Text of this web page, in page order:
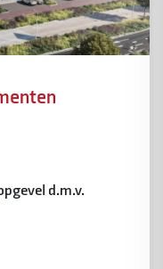
d.m.v.